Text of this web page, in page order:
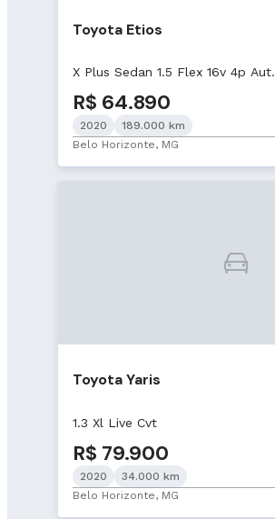
Toyota Etios
X Plus Sedan 1.5 Flex 16v 4p Aut.
R$ 64.890
2020
189.000 km
Belo Horizonte, MG
Toyota Yaris
1.3 Xl Live Cvt
R$ 79.900
2020
34.000 km
Belo Horizonte, MG